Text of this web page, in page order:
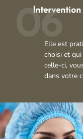
06
Intervention
Elle est
choisi et
celle-ci,
dans votre